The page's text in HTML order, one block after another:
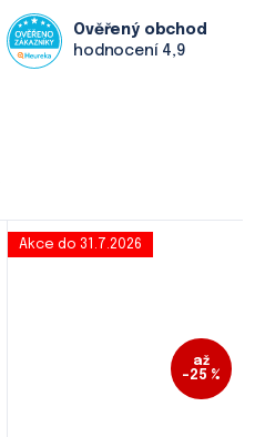
Ověřený obchod
hodnocení 4,9
Akce do 31.7.2026
až
–25 %